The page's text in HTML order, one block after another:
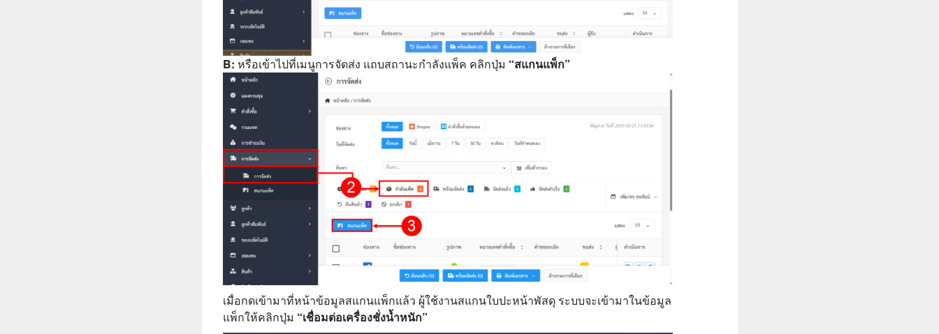
B: หรือเข้าไปที่เมนูการจัดส่ง แถบสถานะกำลังแพ็ค คลิกปุ่ม “สแกนแพ็ก”
เมื่อกดเข้ามาที่หน้าข้อมูลสแกนแพ็กแล้ว ผู้ใช้งานสแกนใบปะหน้าพัสดุ ระบบจะเข้ามาในข้อมูล
แพ็กให้คลิกปุ่ม “เชื่อมต่อเครื่องชั่งน้ำหนัก”